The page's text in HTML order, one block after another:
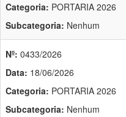
Categoria: PORTARIA 2026
Subcategoria: Nenhum
Nº: 0433/2026
Data: 18/06/2026
Categoria: PORTARIA 2026
Subcategoria: Nenhum